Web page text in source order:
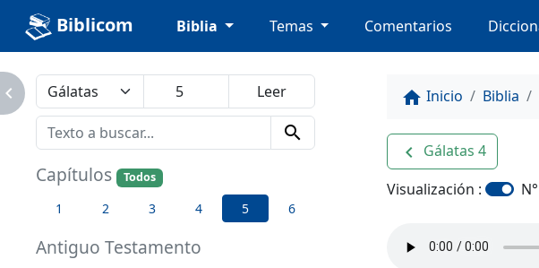
Biblicom Biblia Temas Comentarios
search
Capítulos Todos
1 2 3 4 5 6
Antiguo Testamento
home Inicio Biblia
navigate_before Gálatas 4
Visualización :